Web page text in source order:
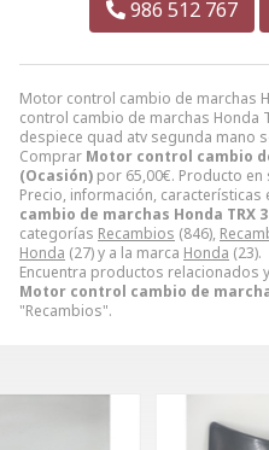
Motor control cambio de marchas
control cambio de marchas Honda
despiece quad atv segunda mano
Comprar Motor control cambio
(Ocasión) por 65,00€. Producto
Precio, información, características
cambio de marchas Honda TRX
categorías Recambios (846),
Honda (27) y a la marca Honda (23).
Encuentra productos relacionados
Motor control cambio de
"Recambios".
986 512 767